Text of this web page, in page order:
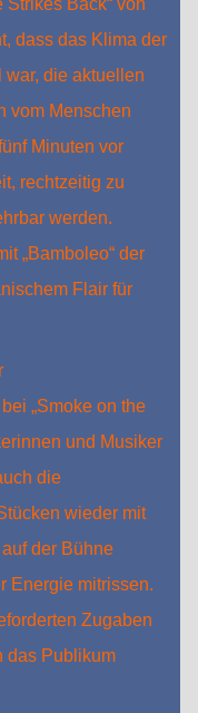
Strikes Back“ von
dass das Klima der
war, die aktuellen
vom Menschen
Minuten vor
rechtzeitig zu
werden.
„Bamboleo“ der
Flair für
„Smoke on the
und Musiker
die
wieder mit
der Bühne
Energie mitrissen.
Zugaben
das Publikum